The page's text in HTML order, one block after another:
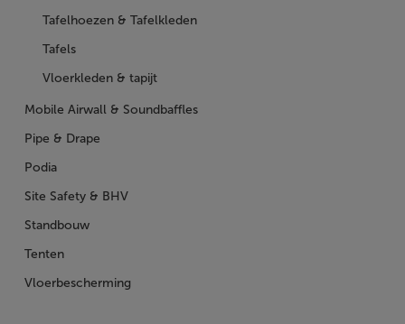
Tafelhoezen & Tafelkleden
Tafels
Vloerkleden & tapijt
Mobile Airwall & Soundbaffles
Pipe & Drape
Podia
Site Safety & BHV
Standbouw
Tenten
Vloerbescherming